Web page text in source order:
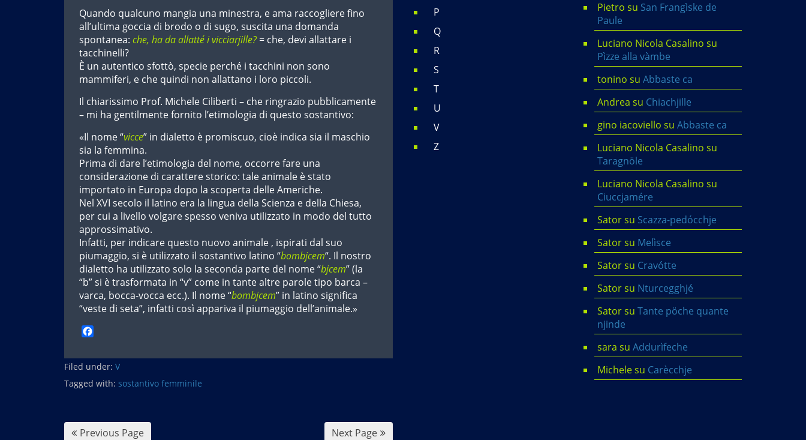
Quando qualcuno mangia una minestra, e ama raccogliere fino
all’ultima goccia di brodo o di sugo, suscita una domanda
spontanea: che, ha da allatté i vicciarjille?= che, devi allattare i
tacchinelli?
È un autentico sfottò, specie perché i tacchini non sono
mammiferi, e che quindi non allattano i loro piccoli.
Il chiarissimo Prof. Michele Ciliberti – che ringrazio pubblicamente
– mi ha gentilmente fornito l’etimologia di questo sostantivo:
«Il nome “vicce” in dialetto è promiscuo, cioè indica sia il maschio
sia la femmina.
Prima di dare l’etimologia del nome, occorre fare una
considerazione di carattere storico: tale animale è stato
importato in Europa dopo la scoperta delle Americhe.
Nel XVI secolo il latino era la lingua della Scienza e della Chiesa,
per cui a livello volgare spesso veniva utilizzato in modo del tutto
approssimativo.
Infatti, per indicare questo nuovo animale , ispirati dal suo
piumaggio, si è utilizzato il sostantivo latino “bombjcem“. Il nostro
dialetto ha utilizzato solo la seconda parte del nome “bjcem” (la
“b” si è trasformata in “v” come in tante altre parole tipo barca –
varca, bocca-vocca ecc.). Il nome “bombjcem” in latino significa
“veste di seta”, infatti così appariva il piumaggio dell’animale.»
c
e
b
Filed under: V
Tagged with: sostantivo femminile
Previous Page Next Page
P
Q
R
S
T
U
V
Z
Pietro su San Frangìske de
Paule
Luciano Nicola Casalino su
Pìzze alla vàmbe
tonino su Abbaste ca
Andrea su Chiachjille
gino iacoviello su Abbaste ca
Luciano Nicola Casalino su
Taragnöle
Luciano Nicola Casalino su
Ciuccjamére
Satorsu Scazza-pedócchje
Satorsu Melìsce
Satorsu Cravótte
Satorsu Nturcegghjé
Satorsu Tante pöche quante
njinde
sara su Addurìfeche
Michelesu Carècchje